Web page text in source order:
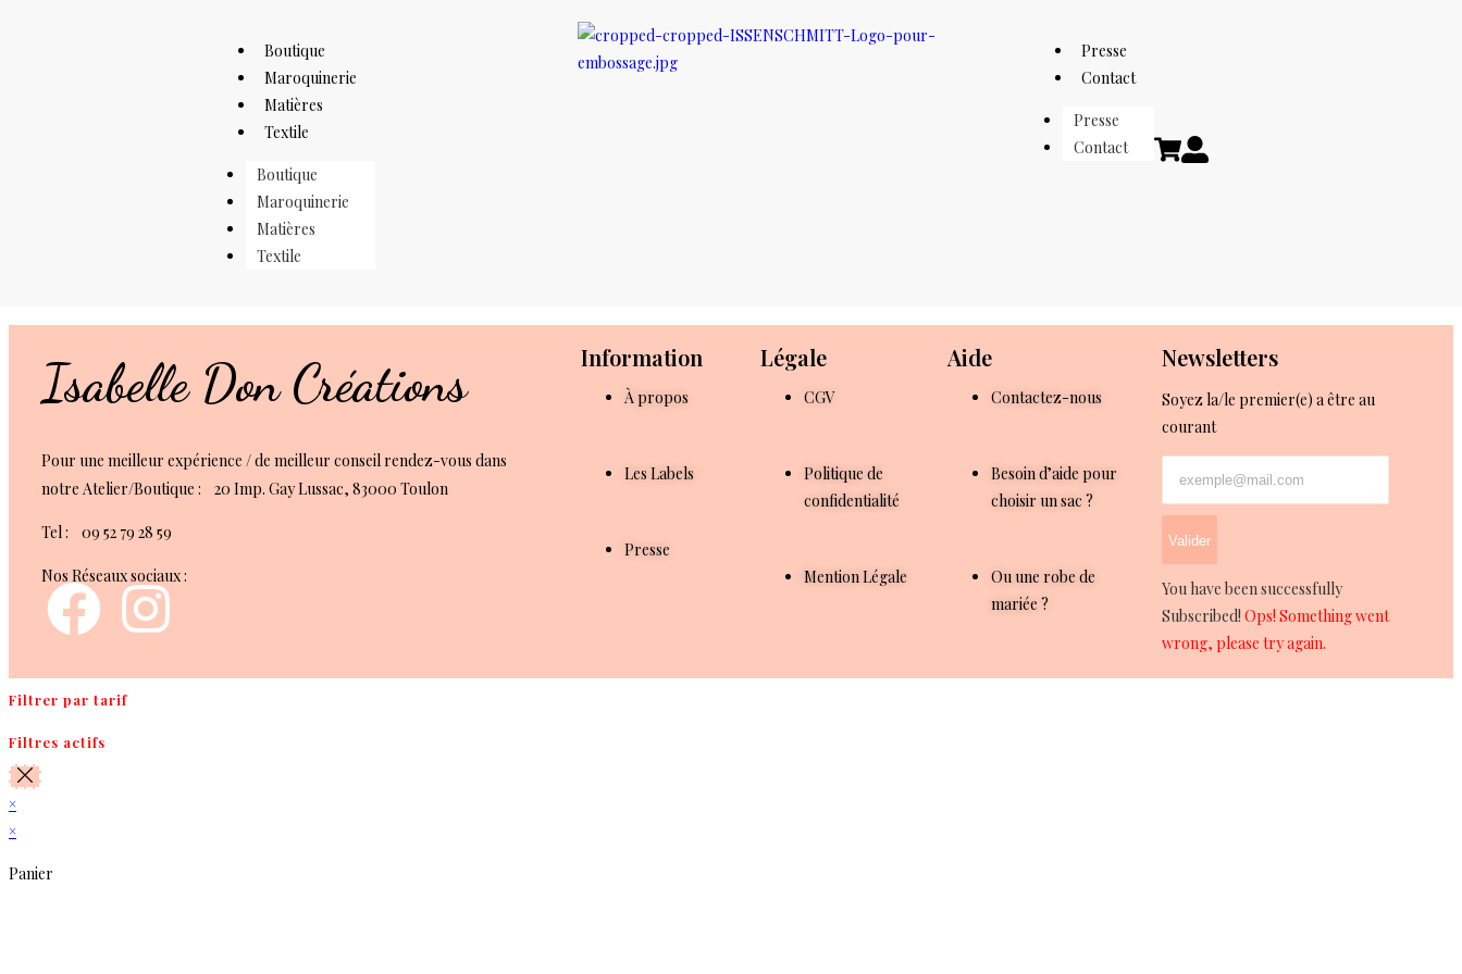
Boutique
Maroquinerie
Matières
Textile
Boutique
Maroquinerie
Matières
Textile
Presse
Contact
Presse
Contact
Isabelle Don Créations
Pour une meilleur expérience / de meilleur conseil rendez-vous dans
notre Atelier/Boutique : 20 Imp. Gay Lussac, 83000 Toulon
Tel : 09 52 79 28 59
Nos Réseaux sociaux :
Information
À propos
Les Labels
Presse
Légale
CGV
Politique de
confidentialité
Mention Légale
Aide
Contactez-nous
Besoin d’aide pour
choisir un sac ?
Ou une robe de
mariée ?
Newsletters
Soyez la/le premier(e) a être au
courant
Valider
You have been successfully
Subscribed! Ops! Something went
wrong, please try again.
Filtrer par tarif
Filtres actifs
×
×
Panier